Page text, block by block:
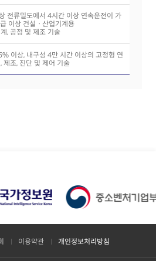
전류밀도에서 4시간 이상 연속운전이 가
이상 건설ㆍ산업기계용
, 공정 및 제조 기술
이상, 내구성 4만 시간 이상의 고정형 연
제조, 진단 및 제어 기술
이용약관 개인정보처리방침